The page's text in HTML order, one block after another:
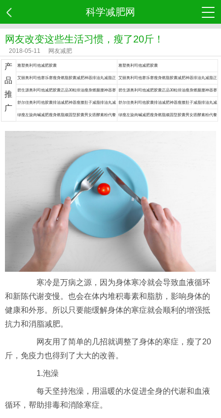
科学减肥网
网友改变这些生活习惯，瘦了20斤！
2018-05-11 网友减肥
产
品
推
广
雅塑奥利司他减肥胶囊 雅塑奥利司他减肥胶囊
艾丽奥利司他赛乐赛瘦身燃脂胶囊减肥神器排油丸减脂正
品药
艾丽奥利司他赛乐赛瘦身燃脂胶囊减肥神器排油丸减脂正
品药
碧生源奥利司他减肥胶囊正品30粒排油瘦身燃腿腰神器赛
乐赛丸脂药
碧生源奥利司他减肥胶囊正品30粒排油瘦身燃腿腰神器赛
乐赛丸脂药
舒尔佳奥利司他胶囊排油减肥神器瘦腰肚子减脂排油丸减
肥药
舒尔佳奥利司他胶囊排油减肥神器瘦腰肚子减脂排油丸减
肥药
绿瘦左旋肉碱减肥瘦身燃脂顽固型胶囊男女搭酵素粉代餐 绿瘦左旋肉碱减肥瘦身燃脂顽固型胶囊男女搭酵素粉代餐
寒冷是万病之源，因为身体寒冷就会导致血液循环
和新陈代谢变慢。也会在体内堆积毒素和脂肪，影响身体的
健康和外形。所以只要能缓解身体的寒症就会顺利的增强抵
抗力和消脂减肥。
网友用了简单的几招就调整了身体的寒症，瘦了20
斤，免疫力也得到了大大的改善。
1.泡澡
每天坚持泡澡，用温暖的水促进全身的代谢和血液
循环，帮助排毒和消除寒症。